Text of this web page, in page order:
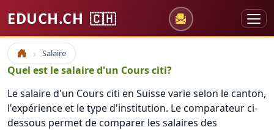
EDUCH.CH 🇨🇭
Accueil Salaire
Quel est le salaire d'un Cours citi?
Le salaire d'un Cours citi en Suisse varie selon le canton,
l'expérience et le type d'institution. Le comparateur ci-
dessous permet de comparer les salaires des